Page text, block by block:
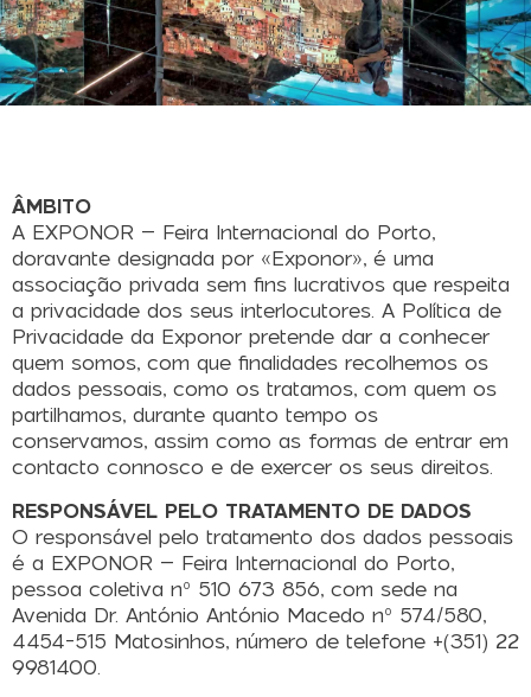
ÂMBITO
A EXPONOR – Feira Internacional do Porto,
doravante designada por «Exponor», é uma
associação privada sem fins lucrativos que respeita
a privacidade dos seus interlocutores. A Política de
Privacidade da Exponor pretende dar a conhecer
quem somos, com que finalidades recolhemos os
dados pessoais, como os tratamos, com quem os
partilhamos, durante quanto tempo os
conservamos, assim como as formas de entrar em
contacto connosco e de exercer os seus direitos.
RESPONSÁVEL PELO TRATAMENTO DE DADOS
O responsável pelo tratamento dos dados pessoais
é a EXPONOR – Feira Internacional do Porto,
pessoa coletiva nº 510 673 856, com sede na
Avenida Dr. António António Macedo nº 574/580,
4454-515 Matosinhos, número de telefone +(351) 22
9981400.